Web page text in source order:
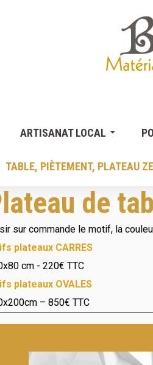
ARTISANAT LOCAL
TABLE, PIÈTEMENT, PLATEAU
de
sur commande le motif, la
plateaux CARRES
cm - 220€ TTC
plateaux OVALES
– 850€ TTC